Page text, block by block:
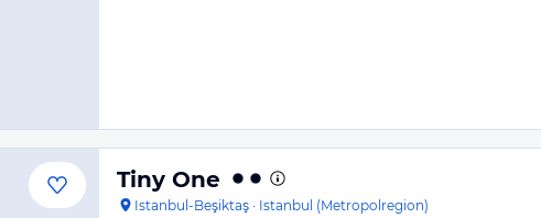
Tiny One
Istanbul-Beşiktaş · Istanbul (Metropolregion)